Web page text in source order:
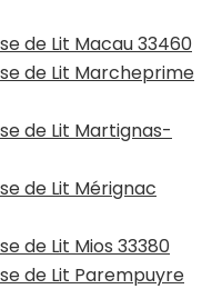
de Lit Macau 33460
de Lit Marcheprime
de Lit Martignas-
de Lit Mérignac
de Lit Mios 33380
de Lit Parempuyre